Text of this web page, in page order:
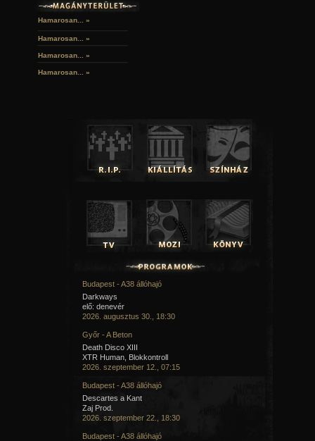
Hamarosan... »
Hamarosan... »
Hamarosan... »
Hamarosan... »
Budapest - A38 állóhajó
Darkways
elő: denevér
2026. augusztus 30., 18:30
Győr - A Beton
Death Disco XIII
XTR Human, Blokkontroll
2026. szeptember 12., 07:15
Budapest - A38 állóhajó
Descartes a Kant
Zaj Prod.
2026. szeptember 22., 18:30
Budapest - A38 állóhajó